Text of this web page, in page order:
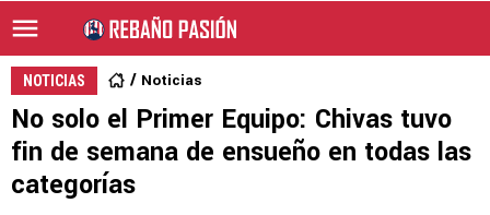
NOTICIAS Noticias
No solo el Primer Equipo: Chivas tuvo
fin de semana de ensueño en todas las
categorías